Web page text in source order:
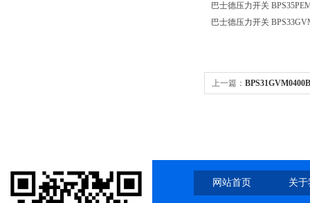
巴士德压力开关
巴士德压力开关
上一篇：
网站首页 关